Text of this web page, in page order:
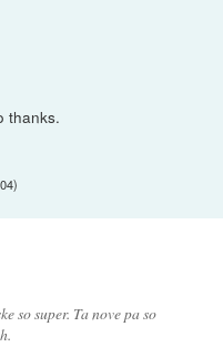
thanks.
)
so super. Ta nove pa so